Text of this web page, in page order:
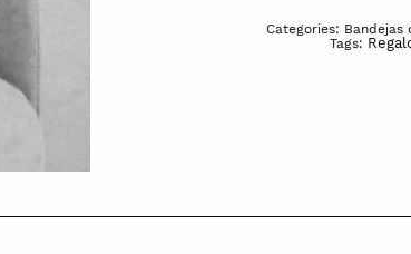
Categories: Bandejas
Tags: